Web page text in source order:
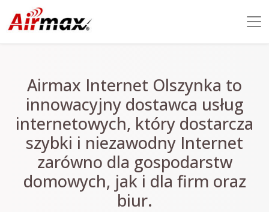
Airmax Internet Olszynka to
innowacyjny dostawca usług
internetowych, który dostarcza
szybki i niezawodny Internet
zarówno dla gospodarstw
domowych, jak i dla firm oraz
biur.